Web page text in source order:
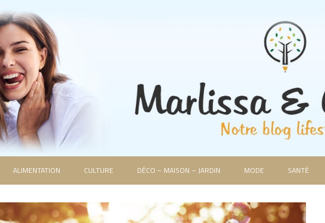
ALIMENTATION CULTURE DÉCO – MAISON – JARDIN MODE SANTÉ